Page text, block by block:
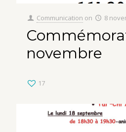
Communication on 8
novembre
17